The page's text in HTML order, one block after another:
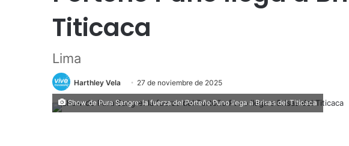
Titicaca
Lima
Harthley Vela 27 de noviembre de 2025
Show de Pura Sangre: la fuerza del Porteño Puno llega a Brisas del Titicaca